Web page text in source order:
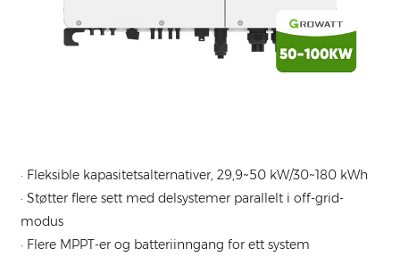
· Fleksible kapasitetsalternativer, 29,9~50 kW/30~180 kWh
· Støtter flere sett med delsystemer parallelt i off-grid-
modus
· Flere MPPT-er og batteriinngang for ett system